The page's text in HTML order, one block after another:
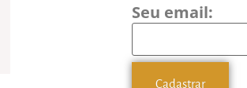
Seu email: